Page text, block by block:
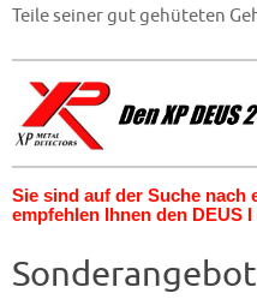
Teile seiner gut gehüteten
Sie sind auf der Suche nach
empfehlen Ihnen den DEUS
Sonderangebot